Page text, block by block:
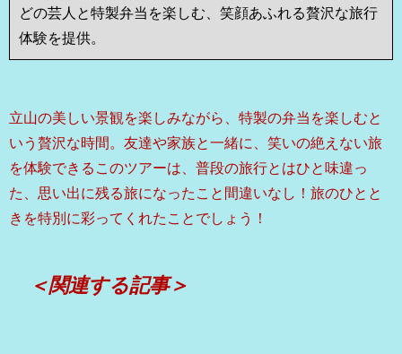
どの芸人と特製弁当を楽しむ、笑顔あふれる贅沢な旅行
体験を提供。
立山の美しい景観を楽しみながら、特製の弁当を楽しむと
いう贅沢な時間。友達や家族と一緒に、笑いの絶えない旅
を体験できるこのツアーは、普段の旅行とはひと味違っ
た、思い出に残る旅になったこと間違いなし！旅のひとと
きを特別に彩ってくれたことでしょう！
＜関連する記事＞